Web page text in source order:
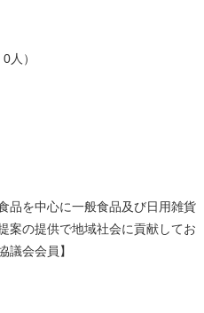
人）
品を中心に一般食品及び日用雑貨
案の提供で地域社会に貢献してお
会会員】